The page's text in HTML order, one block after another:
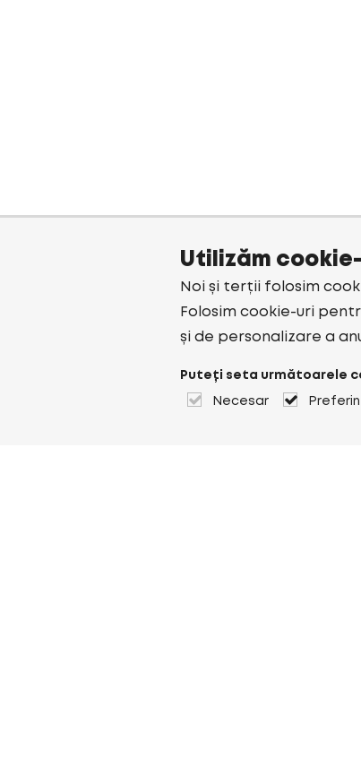
Utilizăm cookie-
Noi și terții folosim
Folosim cookie-uri
și de personalizare a
Puteți seta următoarele
Necesar